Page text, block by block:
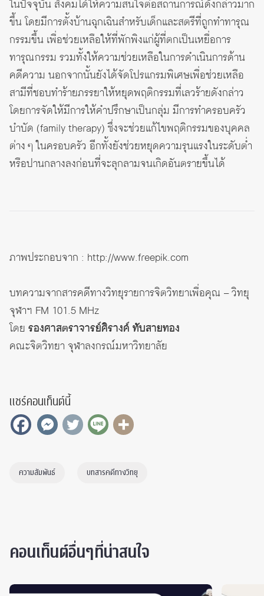
ในปัจจุบัน สังคมได้ให้ความสนใจต่อสถานการณ์ดังกล่าวมาก
ขึ้น โดยมีการตั้งบ้านฉุกเฉินสำหรับเด็กและสตรีที่ถูกทำทารุณ
กรรมขึ้น เพื่อช่วยเหลือให้ที่พักพิงแก่ผู้ที่ตกเป็นเหยื่อการ
ทารุณกรรม รวมทั้งให้ความช่วยเหลือในการดำเนินการด้าน
คดีความ นอกจากนั้นยังได้จัดโปรแกรมพิเศษเพื่อช่วยเหลือ
สามีที่ชอบทำร้ายภรรยาให้หยุดพฤติกรรมที่เลวร้ายดังกล่าว
โดยการจัดให้มีการให้คำปรึกษาเป็นกลุ่ม มีการทำครอบครัว
บำบัด (family therapy) ซึ่งจะช่วยแก้ไขพฤติกรรมของบุคคล
ต่าง ๆ ในครอบครัว อีกทั้งยังช่วยหยุดความรุนแรงในระดับต่ำ
หรือปานกลางลงก่อนที่จะลุกลามจนเกิดอันตรายขึ้นได้
ภาพประกอบจาก : http://www.freepik.com
บทความจากสารคดีทางวิทยุรายการจิตวิทยาเพื่อคุณ – วิทยุ
จุฬาฯ FM 101.5 MHz
โดย รองศาสตราจารย์ศิรางค์ ทับสายทอง
คณะจิตวิทยา จุฬาลงกรณ์มหาวิทยาลัย
แชร์คอนเท็นต์นี้
ความสัมพันธ์ บทสารคดีทางวิทยุ
คอนเท็นต์อื่นๆที่น่าสนใจ